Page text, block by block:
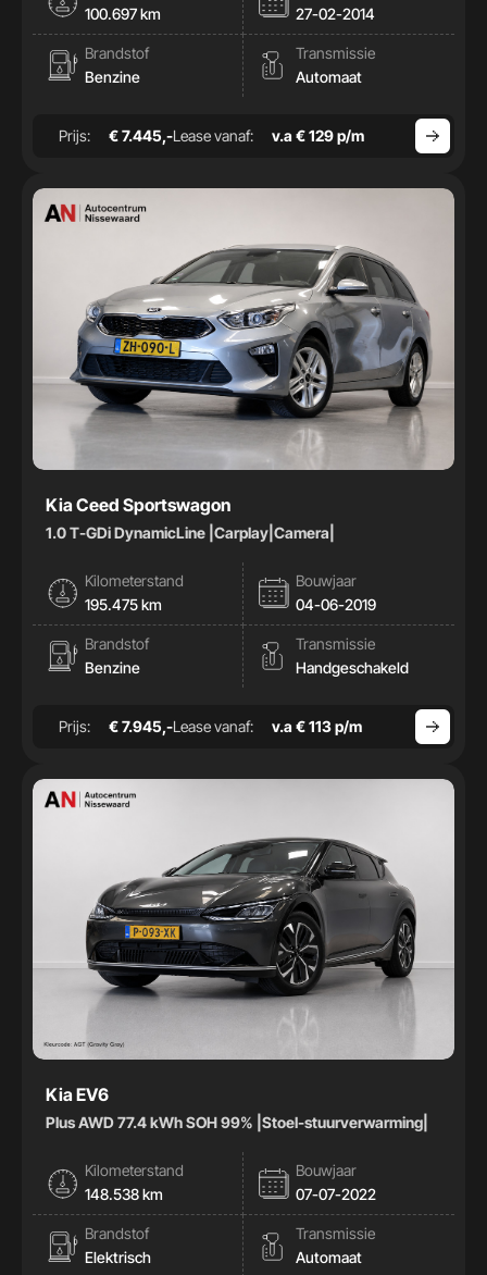
100.697 km
27-02-2014
Brandstof
Benzine
Transmissie
Automaat
Prijs: € 7.445,-Lease vanaf: v.a € 129 p/m
Kia Ceed Sportswagon
1.0 T-GDi DynamicLine |Carplay|Camera|
Kilometerstand
195.475 km
Bouwjaar
04-06-2019
Brandstof
Benzine
Transmissie
Handgeschakeld
Prijs: € 7.945,-Lease vanaf: v.a € 113 p/m
Kia EV6
Plus AWD 77.4 kWh SOH 99% |Stoel-stuurverwarming|
Kilometerstand
148.538 km
Bouwjaar
07-07-2022
Brandstof
Elektrisch
Transmissie
Automaat